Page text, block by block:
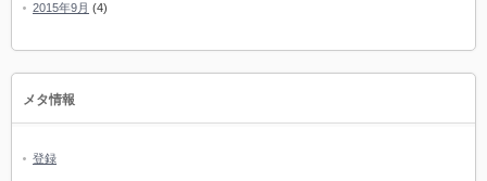
2015年9月 (4)
メタ情報
登録